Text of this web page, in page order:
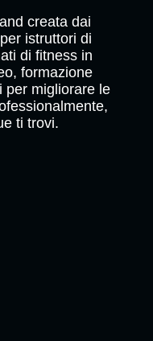
creata dai
istruttori di
di fitness in
formazione
per migliorare le
ti trovi.